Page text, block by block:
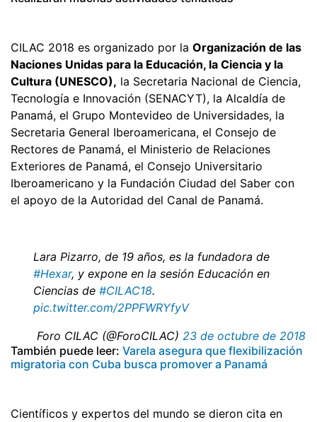
CILAC 2018 es organizado por la Organización de las
Naciones Unidas para la Educación, la Ciencia y la
Cultura (UNESCO), la Secretaria Nacional de Ciencia,
Tecnología e Innovación (SENACYT), la Alcaldía de
Panamá, el Grupo Montevideo de Universidades, la
Secretaria General Iberoamericana, el Consejo de
Rectores de Panamá, el Ministerio de Relaciones
Exteriores de Panamá, el Consejo Universitario
Iberoamericano y la Fundación Ciudad del Saber con
el apoyo de la Autoridad del Canal de Panamá.
Lara Pizarro, de 19 años, es la fundadora de
#Hexar, y expone en la sesión Educación en
Ciencias de #CILAC18.
pic.twitter.com/2PPFWRYfyV
 Foro CILAC (@ForoCILAC) 23 de octubre de 2018
También puede leer: Varela asegura que flexibilización
migratoria con Cuba busca promover a Panamá
Científicos y expertos del mundo se dieron cita en